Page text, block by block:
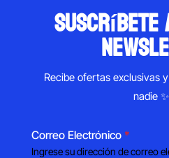
suscríbete
Recibe ofertas exclusivas
nadie
Correo Electrónico *
Ingrese su dirección de correo